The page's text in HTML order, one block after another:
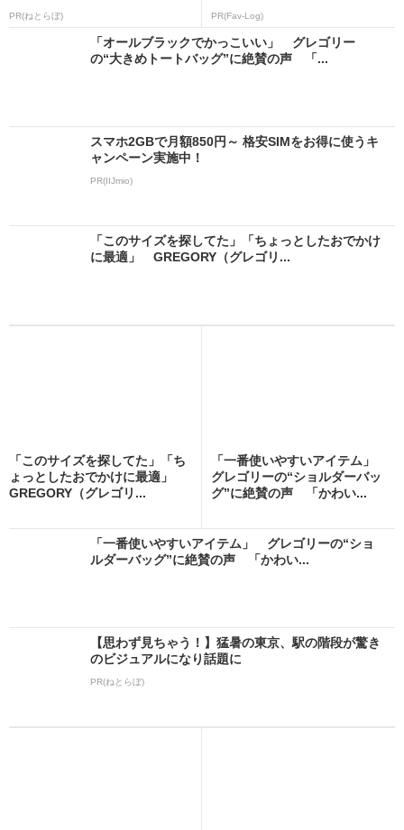
PR(ねとらぼ) PR(Fav-Log)
「オールブラックでかっこいい」 グレゴリー
の“大きめトートバッグ”に絶賛の声 「...
スマホ2GBで月額850円～ 格安SIMをお得に使うキ
ャンペーン実施中！
PR(IIJmio)
「このサイズを探してた」「ちょっとしたおでかけ
に最適」 GREGORY（グレゴリ...
「このサイズを探してた」「ち
ょっとしたおでかけに最適」
GREGORY（グレゴリ...
「一番使いやすいアイテム」
グレゴリーの“ショルダーバッ
グ”に絶賛の声 「かわい...
「一番使いやすいアイテム」 グレゴリーの“ショ
ルダーバッグ”に絶賛の声 「かわい...
【思わず見ちゃう！】猛暑の東京、駅の階段が驚き
のビジュアルになり話題に
PR(ねとらぼ)